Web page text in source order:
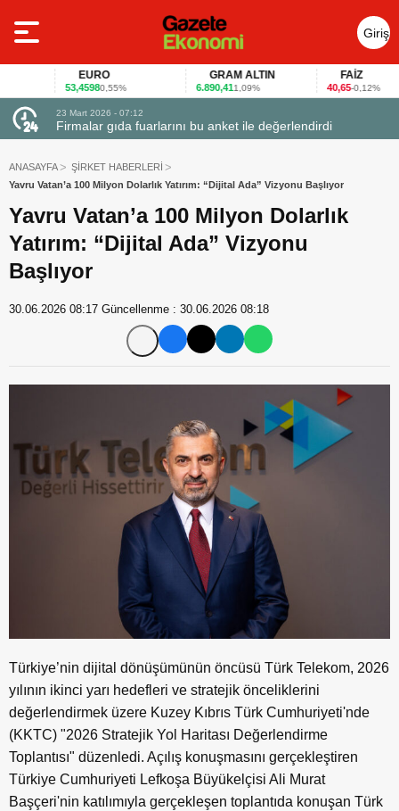
Giriş
Yap
EURO
53,45980,55%
GRAM ALTIN
6.890,411,09% -0,12%
23 Mart 2026 - 07:12
Firmalar gıda fuarlarını bu anket ile değerlendirdi
ANASAYFA
ŞİRKET HABERLERİ
Yavru Vatan’a 100 Milyon Dolarlık Yatırım: “Dijital Ada” Vizyonu Başlıyor
Yavru Vatan’a 100 Milyon Dolarlık
Yatırım: “Dijital Ada” Vizyonu
Başlıyor
30.06.2026 08:17 Güncellenme : 30.06.2026 08:18
Türkiye’nin dijital dönüşümünün öncüsü Türk Telekom, 2026
yılının ikinci yarı hedefleri ve stratejik önceliklerini
değerlendirmek üzere Kuzey Kıbrıs Türk Cumhuriyeti'nde
(KKTC) "2026 Stratejik Yol Haritası Değerlendirme
Toplantısı" düzenledi. Açılış konuşmasını gerçekleştiren
Türkiye Cumhuriyeti Lefkoşa Büyükelçisi Ali Murat
Başçeri'nin katılımıyla gerçekleşen toplantıda konuşan Türk